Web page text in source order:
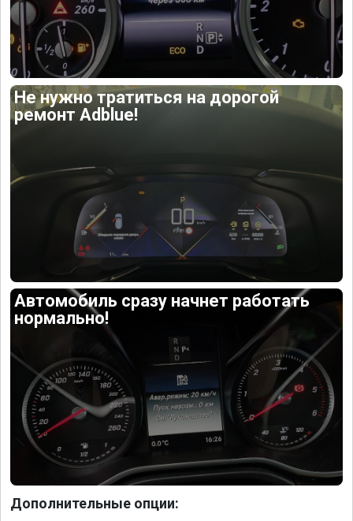
Не нужно тратиться на дорогой
ремонт Adblue!
Автомобиль сразу начнет работать
нормально!
Дополнительные опции: